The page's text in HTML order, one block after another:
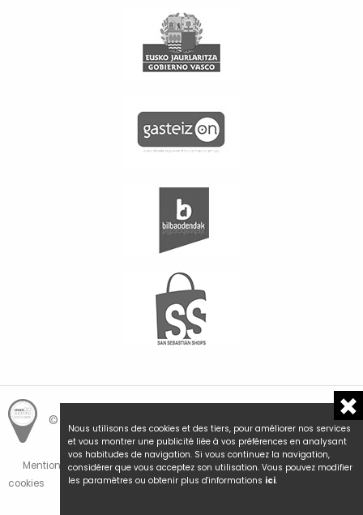
Nous utilisons des cookies et des tiers, pour améliorer nos services
et vous montrer une publicité liée à vos préférences en analysant
vos habitudes de navigation. Si vous continuez la navigation,
considérer que vous acceptez son utilisation. Vous pouvez modifier
les paramètres ou obtenir plus d'informations ici.
© Hemengo Shopping.
Mentions Légales et Politique de Confidentialité
Politique de
cookies